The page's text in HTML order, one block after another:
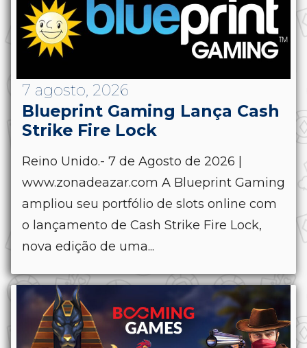
7 agosto, 2026
Blueprint Gaming Lança Cash
Strike Fire Lock
Reino Unido.- 7 de Agosto de 2026 |
www.zonadeazar.com A Blueprint Gaming
ampliou seu portfólio de slots online com
o lançamento de Cash Strike Fire Lock,
nova edição de uma...